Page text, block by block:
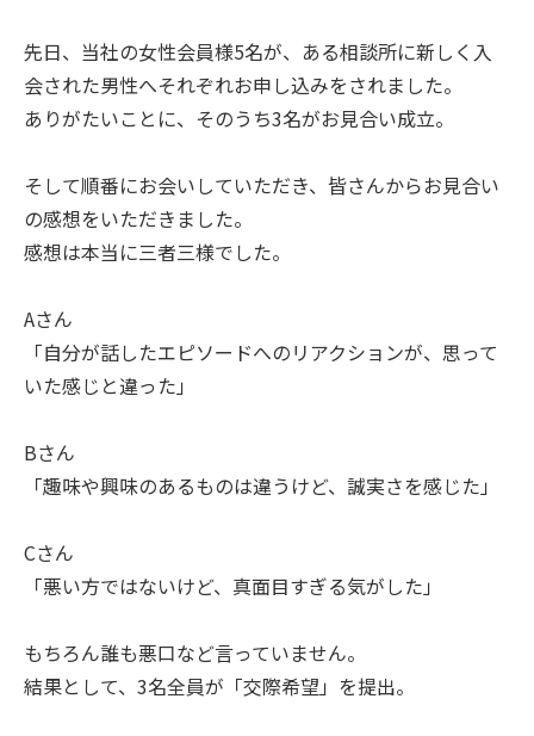
先日、当社の女性会員様5名が、ある相談所に新しく入
会された男性へそれぞれお申し込みをされました。
ありがたいことに、そのうち3名がお見合い成立。
そして順番にお会いしていただき、皆さんからお見合い
の感想をいただきました。
感想は本当に三者三様でした。
Aさん
「自分が話したエピソードへのリアクションが、思って
いた感じと違った」
Bさん
「趣味や興味のあるものは違うけど、誠実さを感じた」
Cさん
「悪い方ではないけど、真面目すぎる気がした」
もちろん誰も悪口など言っていません。
結果として、3名全員が「交際希望」を提出。